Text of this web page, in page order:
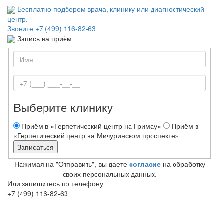
Бесплатно подберем врача, клинику или диагностический
центр.
Звоните +7 (499) 116-82-63
Запись на приём
Выберите клинику
Приём в «Герпетический центр на Гримау»
Приём в
«Герпетический центр на Мичуринском проспекте»
Нажимая на "Отправить", вы даете согласиена обработку
своих персональных данных.
Или запишитесь по телефону
+7 (499) 116-82-63